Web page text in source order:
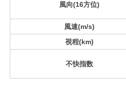
風向(16方位)
風速(m/s)
視程(km)
不快指数